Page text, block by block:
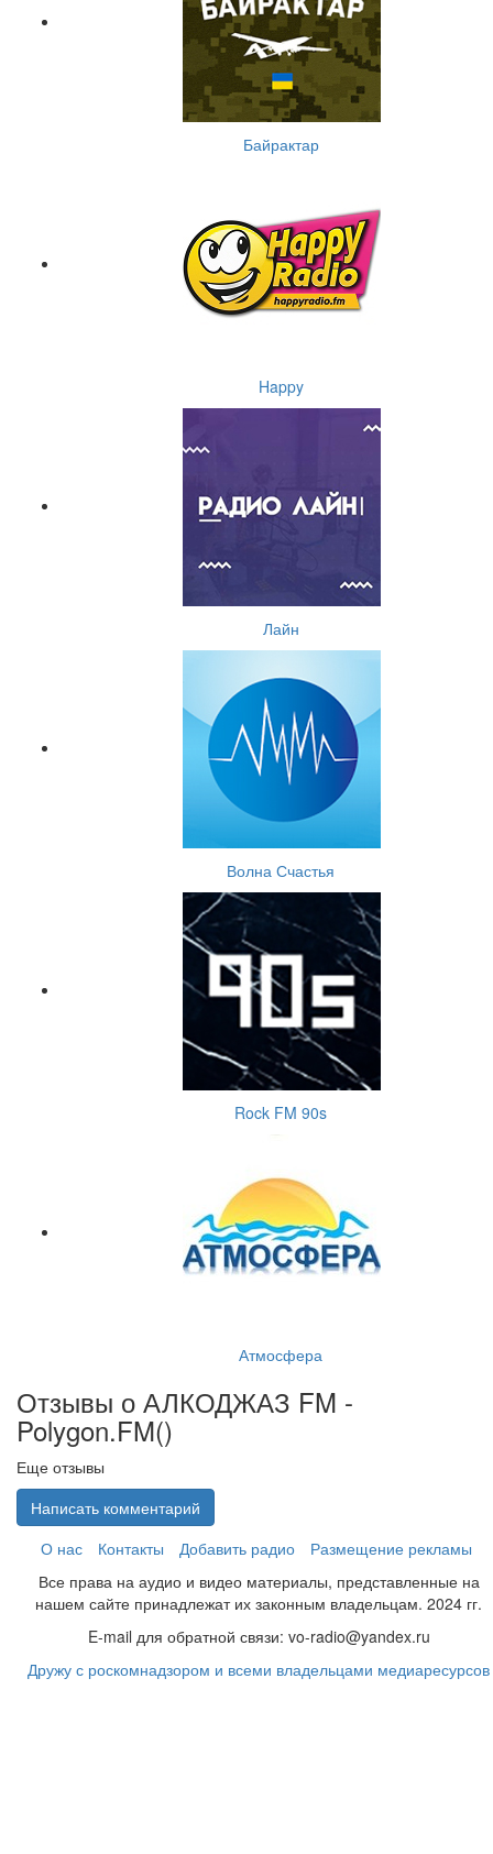
Байрактар
Happy
Лайн
Волна Счастья
Rock FM 90s
Атмосфера
Отзывы о АЛКОДЖАЗ FM -
Polygon.FM()
Еще отзывы
Написать комментарий
О нас
Контакты Добавить радио
Размещение рекламы
Все права на аудио и видео материалы, представленные на
нашем сайте принадлежат их законным владельцам. 2024 гг.
E-mail для обратной связи: vo-radio@yandex.ru
Дружу с роскомнадзором и всеми владельцами медиаресурсов